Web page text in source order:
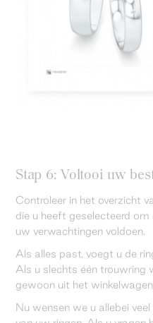
Stap 6: Voltooi uw
Controleer in het overzicht
die u heeft geselecteerd
uw verwachtingen voldoen.
Als alles past, voegt u de
Als u slechts één trouwring
gewoon uit het
Nu wensen we u allebei